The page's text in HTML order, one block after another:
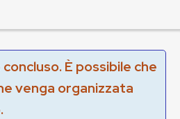
È possibile che
venga organizzata